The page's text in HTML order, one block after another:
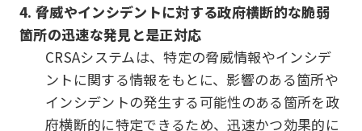
4. 脅威やインシデントに対する政府横断的な脆弱
箇所の迅速な発見と是正対応
CRSAシステムは、特定の脅威情報やインシデ
ントに関する情報をもとに、影響のある箇所や
インシデントの発生する可能性のある箇所を政
府横断的に特定できるため、迅速かつ効果的に